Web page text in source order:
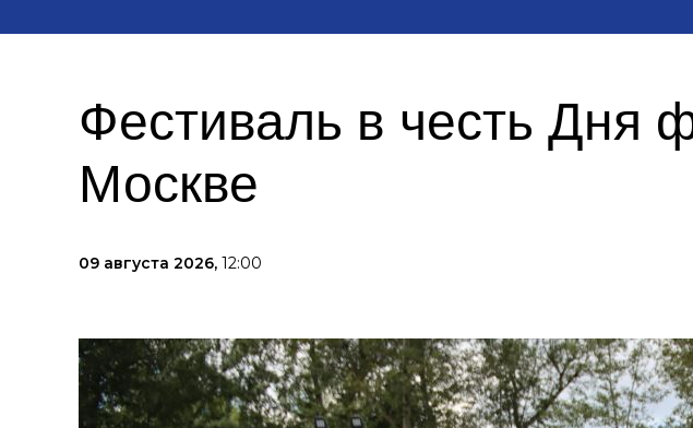
Фестиваль в честь Дня
Москве
09 августа 2026, 12:00